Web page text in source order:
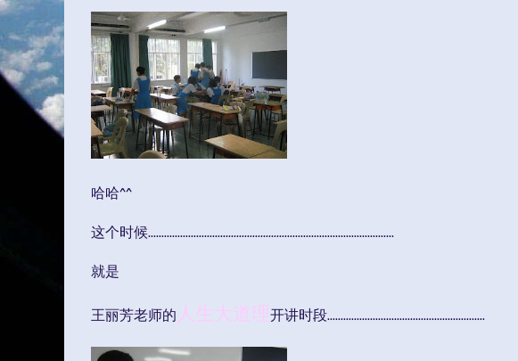
哈哈^^
这个时候............................................................................................
就是
王丽芳老师的 人生大道理开讲时段...........................................................